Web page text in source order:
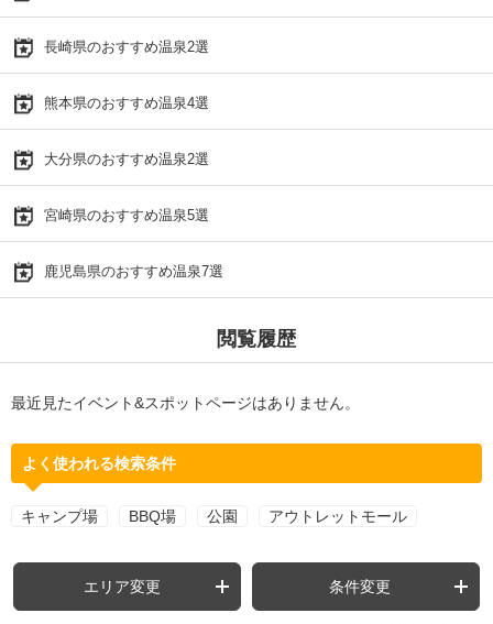
長崎県のおすすめ温泉2選
熊本県のおすすめ温泉4選
大分県のおすすめ温泉2選
宮崎県のおすすめ温泉5選
鹿児島県のおすすめ温泉7選
閲覧履歴
最近見たイベント&スポットページはありません。
よく使われる検索条件
キャンプ場 BBQ場 公園 アウトレットモール
エリア変更 条件変更